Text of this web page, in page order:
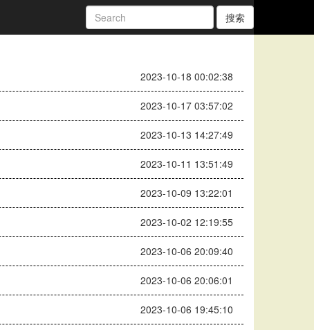
搜索
2023-10-18 00:02:38
2023-10-17 03:57:02
2023-10-13 14:27:49
2023-10-11 13:51:49
2023-10-09 13:22:01
2023-10-02 12:19:55
2023-10-06 20:09:40
2023-10-06 20:06:01
2023-10-06 19:45:10